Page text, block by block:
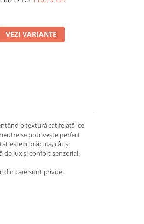
VEZI VARIANTE
o textură catifelată ce
se potrivește perfect
estetic plăcuta, cât și
de lux și confort senzorial.
din care sunt privite.